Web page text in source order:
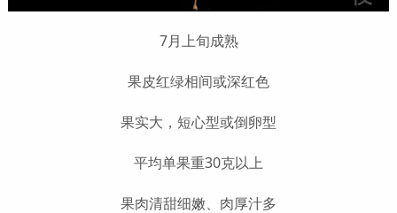
7月上旬成熟
果皮红绿相间或深红色
果实大，短心型或倒卵型
平均单果重30克以上
果肉清甜细嫩、肉厚汁多